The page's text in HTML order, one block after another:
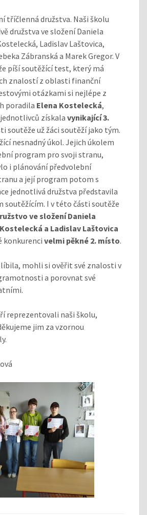
tříčlenná družstva. Naši školu
družstva ve složení Daniela
Ladislav Laštovica,
Zábranská a Marek Gregor. V
píší soutěžící test, který má
znalostí z oblasti finanční
otázkami si nejlépe z
poradila Elena Kostelecká,
získala vynikající 3.
soutěže už žáci soutěží jako tým.
nesnadný úkol. Jejich úkolem
program pro svoji stranu,
i plánování předvolební
a její program potom s
jednotlivá družstva představila
I v této části soutěže
ve složení Daniela
a Ladislav Laštovica
konkurenci velmi pěkné 2. místo.
líbila, mohli si ověřit své znalosti v
a porovnat své
reprezentovali naši školu,
jim za vzornou